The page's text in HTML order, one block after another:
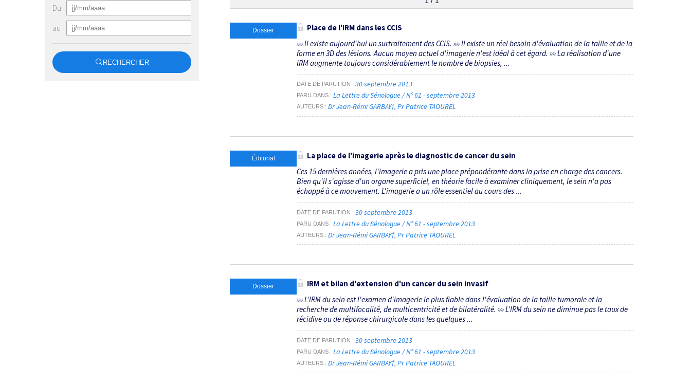
Du
au
RECHERCHER
Dossier
Place de l'IRM dans les CCIS
»» Il existe aujourd'hui un surtraitement des CCIS. »» Il existe un réel besoin d'évaluation de la taille et de la
forme en 3D des lésions. Aucun moyen actuel d'imagerie n'est idéal à cet égard. »» La réalisation d'une
IRM augmente toujours considérablement le nombre de biopsies, ...
DATE DE PARUTION 30 septembre 2013
PARU DANS La Lettre du Sénologue / N° 61 - septembre 2013
AUTEURS Dr Jean-Rémi GARBAY† Pr Patrice TAOUREL
Éditorial
La place de l'imagerie après le diagnostic de cancer du sein
Ces 15 dernières années, l'imagerie a pris une place prépondérante dans la prise en charge des cancers.
Bien qu'il s'agisse d'un organe superficiel, en théorie facile à examiner cliniquement, le sein n'a pas
échappé à ce mouvement. L'imagerie a un rôle essentiel au cours des ...
DATE DE PARUTION 30 septembre 2013
PARU DANS La Lettre du Sénologue / N° 61 - septembre 2013
AUTEURS Dr Jean-Rémi GARBAY† Pr Patrice TAOUREL
Dossier
IRM et bilan d'extension d'un cancer du sein invasif
»» L'IRM du sein est l'examen d'imagerie le plus fiable dans l'évaluation de la taille tumorale et la
recherche de multifocalité, de multicentricité et de bilatéralité. »» L'IRM du sein ne diminue pas le taux de
récidive ou de réponse chirurgicale dans les quelques ...
DATE DE PARUTION 30 septembre 2013
PARU DANS La Lettre du Sénologue / N° 61 - septembre 2013
AUTEURS Dr Jean-Rémi GARBAY† Pr Patrice TAOUREL